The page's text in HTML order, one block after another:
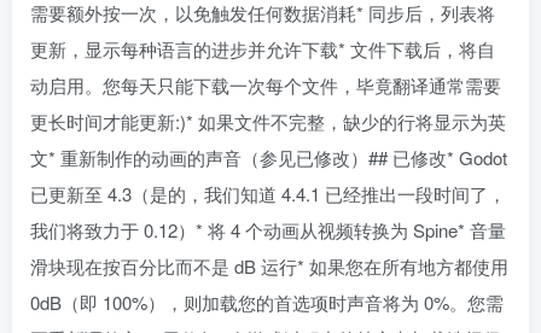
需要额外按一次，以免触发任何数据消耗* 同步后，列表将
更新，显示每种语言的进步并允许下载* 文件下载后，将自
动启用。您每天只能下载一次每个文件，毕竟翻译通常需要
更长时间才能更新:)* 如果文件不完整，缺少的行将显示为英
文* 重新制作的动画的声音（参见已修改）## 已修改* Godot
已更新至 4.3（是的，我们知道 4.4.1 已经推出一段时间了，
我们将致力于 0.12）* 将 4 个动画从视频转换为 Spine* 音量
滑块现在按百分比而不是 dB 运行* 如果您在所有地方都使用
0dB（即 100%），则加载您的首选项时声音将为 0%。您需